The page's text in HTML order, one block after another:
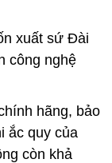
xuất sứ Đài
công nghệ
hãng, bảo
ắc quy của
còn khả